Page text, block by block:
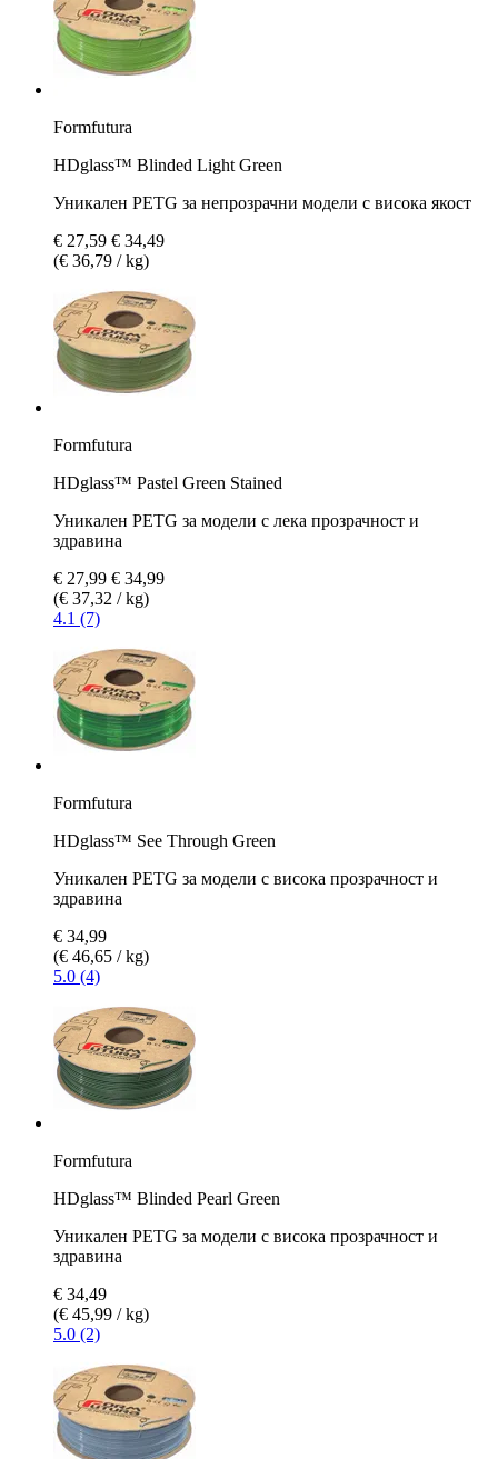
Formfutura
HDglass™ Blinded Light Green
Уникален PETG за непрозрачни модели с висока якост
€ 27,59 € 34,49
(€ 36,79 / kg)
Formfutura
HDglass™ Pastel Green Stained
Уникален PETG за модели с лека прозрачност и
здравина
€ 27,99 € 34,99
(€ 37,32 / kg)
4.1 (7)
Formfutura
HDglass™ See Through Green
Уникален PETG за модели с висока прозрачност и
здравина
€ 34,99
(€ 46,65 / kg)
5.0 (4)
Formfutura
HDglass™ Blinded Pearl Green
Уникален PETG за модели с висока прозрачност и
здравина
€ 34,49
(€ 45,99 / kg)
5.0 (2)